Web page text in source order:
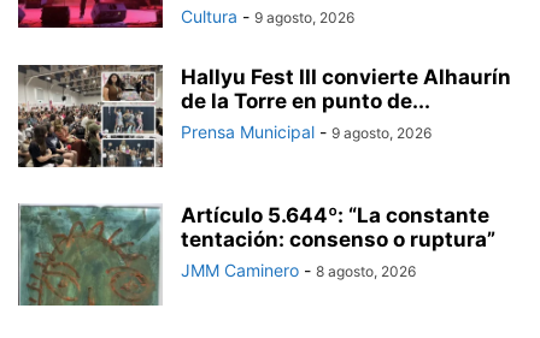
Cultura - 9 agosto, 2026
Hallyu Fest III convierte Alhaurín
de la Torre en punto de...
Prensa Municipal - 9 agosto, 2026
Artículo 5.644º: “La constante
tentación: consenso o ruptura”
JMM Caminero - 8 agosto, 2026